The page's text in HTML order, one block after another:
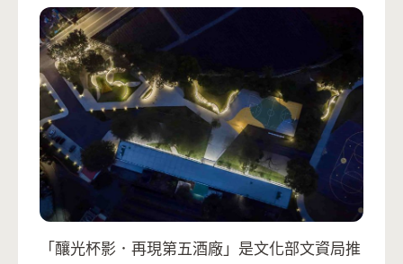
「釀光杯影．再現第五酒廠」是文化部文資局推